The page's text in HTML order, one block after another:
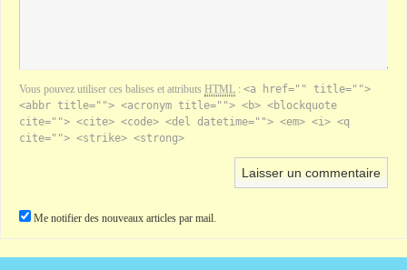
Vous pouvez utiliser ces balises et attributs HTML : <a href="" title="">
<abbr title=""> <acronym title=""> <b> <blockquote
cite=""> <cite> <code> <del datetime=""> <em> <i> <q
cite=""> <strike> <strong>
Me notifier des nouveaux articles par mail.